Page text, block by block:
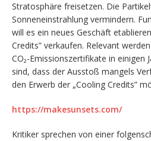
Stratosphäre freisetzen. Die
Sonneneinstrahlung vermindern.
will es ein neues Geschäft
Credits” verkaufen. Relevant
CO₂-Emissionszertifikate in einigen
sind, dass der Ausstoß mangels
den Erwerb der „Cooling Credits”
https://makesunsets.com/
Kritiker sprechen von einer